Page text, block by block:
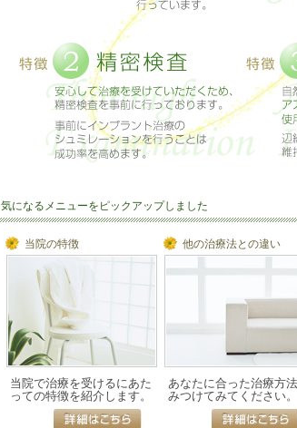
気になるメニューをピックアップしました
当院の特徴
当院で治療を受けるにあた
っての特徴を紹介します。
他の治療法との違い
あなたに合った治療方
みつけてみてください。